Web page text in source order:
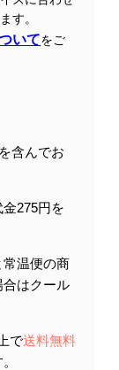
す。
いてをご
含んでお
275円を
温便の商
はクール
で送料無料